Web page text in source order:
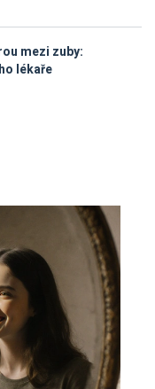
mezi zuby:
lékaře